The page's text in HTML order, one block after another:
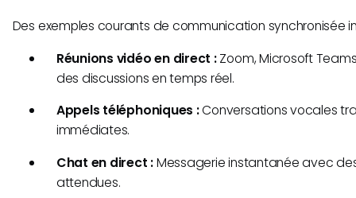
Des exemples courants de communication synchronisée
Réunions vidéo en direct :Zoom, Microsoft
des discussions en temps réel.
Appels téléphoniques :Conversations vocales
immédiates.
Chat en direct :Messagerie instantanée avec
attendues.